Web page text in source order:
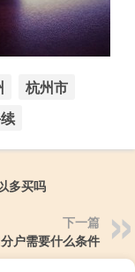
杭州市
多买吗
下一篇
户需要什么条件